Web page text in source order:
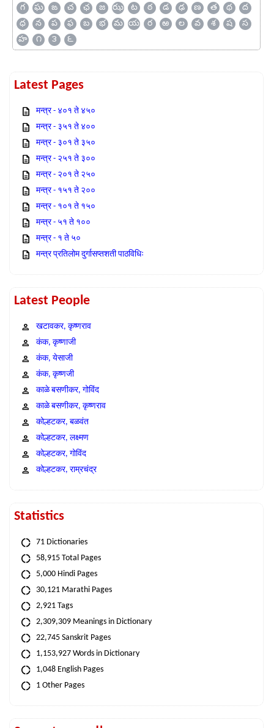
గ
ఘ ఙ చ ఛ జ ఝ ట ఠ డ ఢ ణ త థ
ద
ధ
న ప ఫ బ భ మ య ర ఱ ల వ శ ష
స
హ
౧ ౩ ౬
Latest Pages
मन्त्र - ४०१ ते ४५०
मन्त्र - ३५१ ते ४००
मन्त्र - ३०१ ते ३५०
मन्त्र - २५१ ते ३००
मन्त्र - २०१ ते २५०
मन्त्र - १५१ ते २००
मन्त्र - १०१ ते १५०
मन्त्र - ५१ ते १००
मन्त्र - १ ते ५०
मन्त्र प्रतिलोम दुर्गासप्तशती पाठविधिः
Latest People
खटावकर, कृष्णराव
कंक, कृष्णाजी
कंक, येसाजी
कंक, कृष्णजी
काळे बसणीकर, गोविंद
काळे बसणीकर, कृष्णराव
कोल्हटकर, बळवंत
कोल्हटकर, लक्ष्मण
कोल्हटकर, गोविंद
कोल्हटकर, राम्रचंद्र
Statistics
71 Dictionaries
58,915 Total Pages
5,000 Hindi Pages
30,121 Marathi Pages
2,921 Tags
2,309,309 Meanings in Dictionary
22,745 Sanskrit Pages
1,153,927 Words in Dictionary
1,048 English Pages
1 Other Pages